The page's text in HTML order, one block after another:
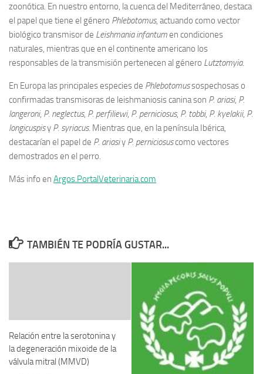
zoonótica. En nuestro entorno, la cuenca del Mediterráneo, destaca
el papel que tiene el género Phlebotomus, actuando como vector
biológico transmisor de Leishmania infantumen condiciones
naturales, mientras que en el continente americano los
responsables de la transmisión pertenecen al género Lutztomyia.
En Europa las principales especies de Phlebotomussospechosas o
confirmadas transmisoras de leishmaniosis canina son P. ariasi, P.
langeroni, P. neglectus, P. perfiliewi, P. perniciosus, P. tobbi, P. kyelakii, P.
longicuspisy P. syriacus. Mientras que, en la península Ibérica,
destacarían el papel de P. ariasiy P. perniciosuscomo vectores
demostrados en el perro.
Más info en Argos.PortalVeterinaria.com
TAMBIÉN TE PODRÍA GUSTAR...
Relación entre la serotonina y
la degeneración mixoide de la
válvula mitral (MMVD)